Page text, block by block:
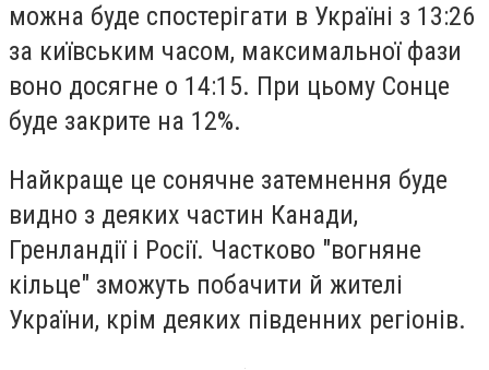
можна буде спостерігати в Україні з 13:26
за київським часом, максимальної фази
воно досягне о 14:15. При цьому Сонце
буде закрите на 12%.
Найкраще це сонячне затемнення буде
видно з деяких частин Канади,
Гренландії і Росії. Частково "вогняне
кільце" зможуть побачити й жителі
України, крім деяких південних регіонів.